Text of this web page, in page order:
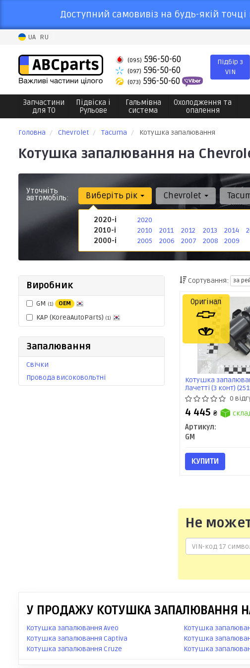
Доступний самовивіз на будь-якій
UA RU
(095) 596-50-60
(097) 596-50-60
(073) 596-50-60
Підбір з
VIN
Запчастини
для ТО
Підвіска і
Рульове
Гальмівна
система
Охолодження та
опалення
Головна Chevrolet Tacuma Котушка запалювання
Котушка запалювання на
Уточніть
автомобіль: Виберіть рік
2020-і
2020
2010-і
2010 2011 2012 2013 2014
2000-і
2005 2006 2007 2008 2009
Chevrolet
Виробник
GM (1) OEM
KAP (KoreaAutoParts) (1)
Запалювання
Свічки
Провода високовольтні
Сортування: за
Котушка
Лачетті (3 конт)
0
4 445 ₴
Артикул:
GM
КУПИТИ
Оригінал
Не
У ПРОДАЖУ КОТУШКА ЗАПАЛЮВАННЯ НА
Котушка запалювання Aveo
Котушка запалювання Captiva
Котушка запалювання Cruze
Котушка
Котушка
Котушка